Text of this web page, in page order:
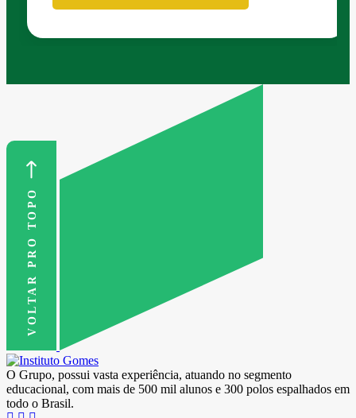
VOLTAR PRO TOPO
O Grupo, possui vasta experiência, atuando no segmento
educacional, com mais de 500 mil alunos e 300 polos espalhados em
todo o Brasil.